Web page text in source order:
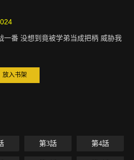
一番 没想到竟被学弟当成把柄 威胁我
放入书架
第3話 第4話